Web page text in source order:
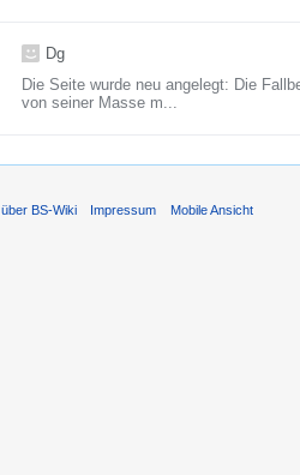
Dg
Die Seite wurde neu angelegt: Die
von seiner Masse m...
über BS-Wiki Impressum Mobile Ansicht